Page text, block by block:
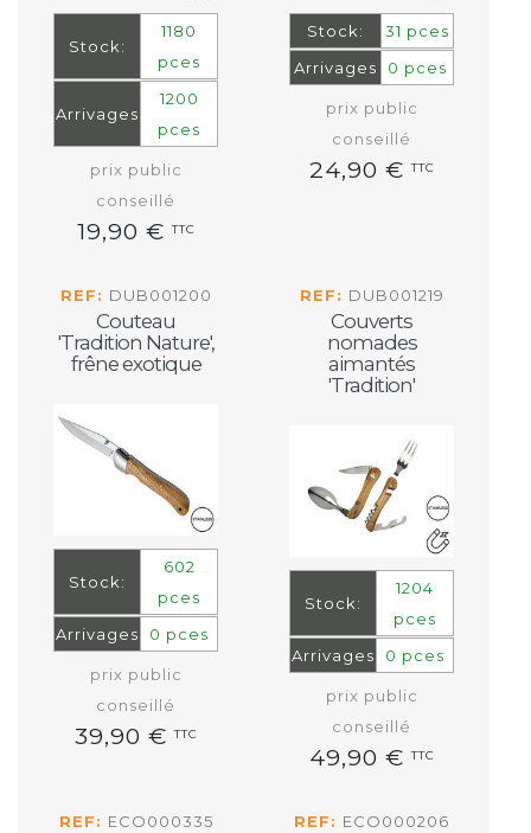
Stock:
1180
pces
Arrivages
1200
pces
prix public
conseillé
19,90 €TTC
Stock:
31 pces
Arrivages
0 pces
prix public
conseillé
24,90 €TTC
REF: DUB001200
Couteau
'Tradition Nature',
frêne exotique
Stock:
602
pces
Arrivages
0 pces
prix public
conseillé
39,90 €TTC
REF: DUB001219
Couverts
nomades
aimantés
'Tradition'
Stock:
1204
pces
Arrivages
0 pces
prix public
conseillé
49,90 €TTC
REF: ECO000335 REF: ECO000206